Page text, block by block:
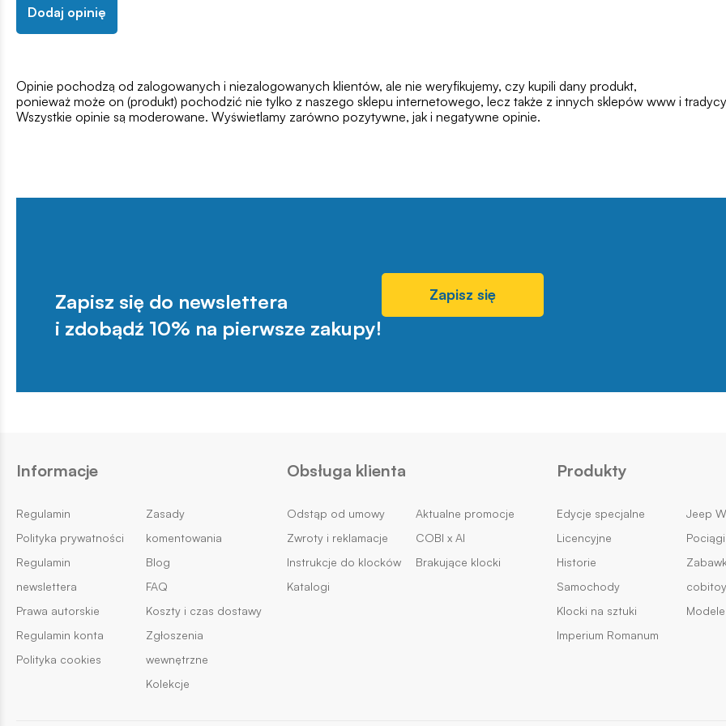
Dodaj opinię
Opinie pochodzą od zalogowanych i niezalogowanych klientów, ale nie weryfikujemy, czy kupili dany produkt,
ponieważ może on (produkt) pochodzić nie tylko z naszego sklepu internetowego, lecz także z innych sklepów www i
Wszystkie opinie są moderowane. Wyświetlamy zarówno pozytywne, jak i negatywne opinie.
Zapisz się do newslettera
i zdobądź 10% na pierwsze zakupy!
Zapisz się
Informacje
Regulamin
Polityka prywatności
Regulamin
newslettera
Prawa autorskie
Regulamin konta
Polityka cookies
Zasady
komentowania
Blog
FAQ
Koszty i czas dostawy
Zgłoszenia
wewnętrzne
Kolekcje
Obsługa klienta
Odstąp od umowy
Zwroty i reklamacje
Instrukcje do klocków
Katalogi
Aktualne promocje
COBI x AI
Brakujące klocki
Produkty
Edycje specjalne
Licencyjne
Historie
Samochody
Klocki na sztuki
Imperium Romanum
Jeep
Pociągi